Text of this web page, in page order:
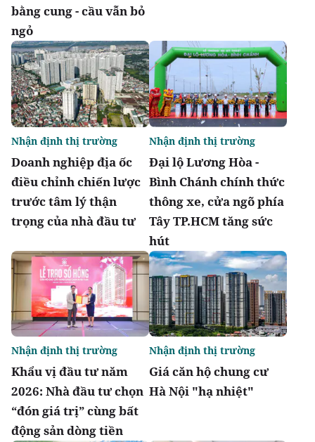
bằng cung - cầu vẫn bỏ
ngỏ
Doanh nghiệp địa ốc
điều chỉnh chiến lược
trước tâm lý thận
trọng của nhà đầu tư
Nhận định thị trường
Đại lộ Lương Hòa -
Bình Chánh chính thức
thông xe, cửa ngõ phía
Tây TP.HCM tăng sức
hút
Nhận định thị trường
Khẩu vị đầu tư năm
2026: Nhà đầu tư chọn
“đón giá trị” cùng bất
động sản dòng tiền
Nhận định thị trường
Giá căn hộ chung cư
Hà Nội "hạ nhiệt"
Nhận định thị trường